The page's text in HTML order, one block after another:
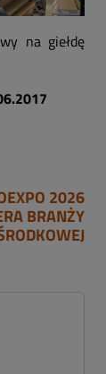
na giełdę
2026
BRANŻY